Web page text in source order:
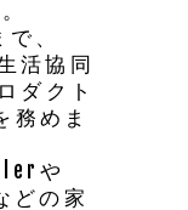
、
活協同
ダクト
務めま
や
の家